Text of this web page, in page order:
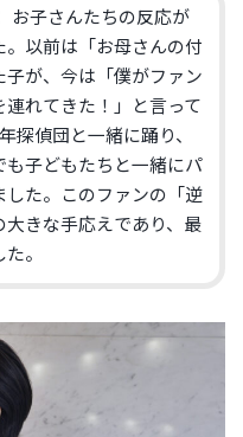
お子さんたちの反応が
。以前は「お母さんの付
子が、今は「僕がファン
連れてきた！」と言って
探偵団と一緒に踊り、
も子どもたちと一緒にパ
した。このファンの「逆
きな手応えであり、最
。